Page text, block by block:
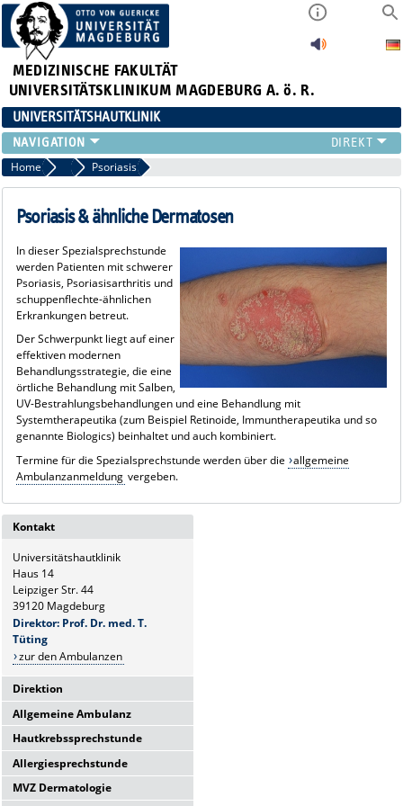
MEDIZINISCHE FAKULTÄT
UNIVERSITÄTSKLINIKUM MAGDEBURG A. ö. R.
UNIVERSITÄTSHAUTKLINIK
FÜR PATIENTEN
ÜBER UNS
FÜR ÄRZTE
LEHRE & FORSCHUNG
Home Chronisch entzündliche Hauterkrankungen
Psoriasis
Psoriasis & ähnliche Dermatosen
In dieser Spezialsprechstunde
werden Patienten mit schwerer
Psoriasis, Psoriasisarthritis und
schuppenflechte-ähnlichen
Erkrankungen betreut.
Der Schwerpunkt liegt auf einer
effektiven modernen
Behandlungsstrategie, die eine
örtliche Behandlung mit Salben,
UV-Bestrahlungsbehandlungen und eine Behandlung mit
Systemtherapeutika (zum Beispiel Retinoide, Immuntherapeutika und so
genannte Biologics) beinhaltet und auch kombiniert.
Termine für die Spezialsprechstunde werden über die
allgemeine
Ambulanzanmeldung vergeben.
Kontakt
Universitätshautklinik
Haus 14
Leipziger Str. 44
39120 Magdeburg
Direktor: Prof. Dr. med. T.
Tüting
zur den Ambulanzen
Allgemeine Ambulanz
Sie erreichen uns telefonisch Mo-
Fr.:
8-10 Uhr
Hier finden Sie uns:
Hautkrebssprechstunde
Sie erreichen uns telefonisch Mo-
Fr.:
8:00 - 10:00 Uhr
Allergiesprechstunde
Sie erreichen uns telefonisch Mo-
MVZ Dermatologie
Direktion
Universitätshautklinik
Haus 14
Leipziger Str. 44
39120 Magdeburg
Direktor: Prof. Dr. med. T.
Tüting